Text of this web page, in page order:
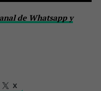
de Whatsapp y
X